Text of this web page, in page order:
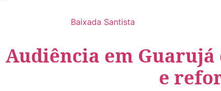
Baixada Santista
Audiência em
e